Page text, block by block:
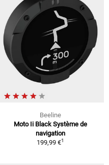
Beeline
Moto Ii Black Système de
navigation
199,99 €1